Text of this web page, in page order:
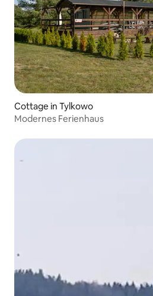
Cottage in Tylkowo
Modernes Ferienhaus